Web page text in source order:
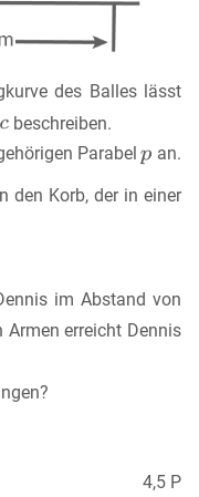
des Balles lässt
beschreiben.
Parabel
an.
den Korb, der in einer
im Abstand von
Armen erreicht Dennis
4,5 P